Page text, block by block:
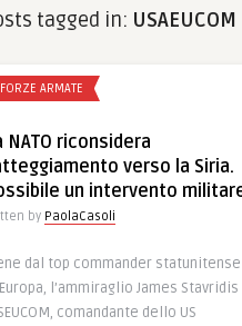
tagged in: USAEUCOM
FORZE ARMATE
NATO riconsidera
verso la Siria.
un intervento
by PaolaCasoli
dal top commander statunitense
l’ammiraglio James Stavridis
comandante dello US